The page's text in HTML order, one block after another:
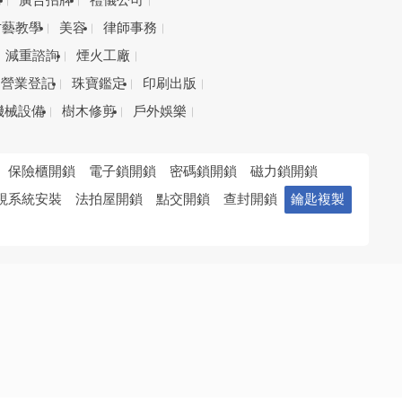
教學
美容
律師事務
減重諮詢
煙火工廠
營業登記
珠寶鑑定
印刷出版
械設備
樹木修剪 戶外娛樂
保險櫃開鎖 電子鎖開鎖 密碼鎖開鎖
磁力鎖開鎖
系統安裝
法拍屋開鎖 點交開鎖 查封開鎖 鑰匙複製